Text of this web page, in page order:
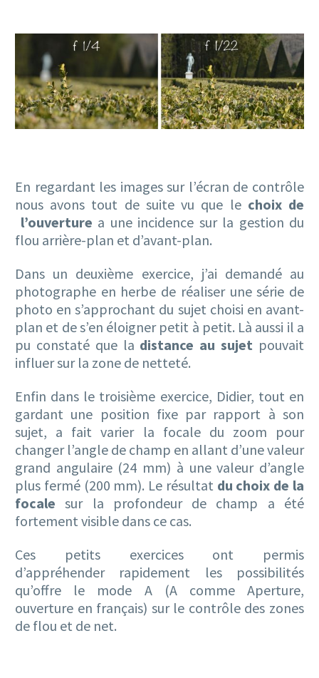
En regardant les images sur l’écran de contrôle
nous avons tout de suite vu que lechoix de
l’ouverture a une incidence sur la gestion du
flou arrière-plan et d’avant-plan.
Dans un deuxième exercice, j’ai demandé au
photographe en herbe de réaliser une série de
photo en s’approchant du sujet choisi en avant-
plan et de s’en éloigner petit à petit. Là aussi il a
pu constaté que la distance au sujet pouvait
influer sur la zone de netteté.
Enfin dans le troisième exercice, Didier, tout en
gardant une position fixe par rapport à son
sujet, a fait varier la focale du zoom pour
changer l’angle de champ en allant d’une valeur
grand angulaire (24 mm) à une valeur d’angle
plus fermé (200 mm). Le résultat du choix de la
focale sur la profondeur de champ a été
fortement visible dans ce cas.
Ces petits exercices ont permis
d’appréhender rapidement les possibilités
qu’offre le mode A (A comme Aperture,
ouverture en français) sur le contrôle des zones
de flou et de net.